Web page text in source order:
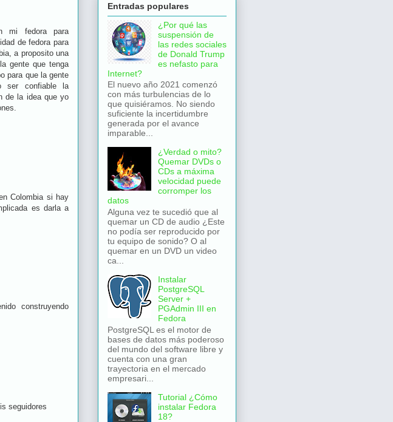
mi fedora para
de fedora para
a proposito una
gente que tenga
para que la gente
ser confiable la
de la idea que yo
Colombia si hay
es darla a
construyendo
seguidores
Entradas populares
¿Por qué las
suspensión de
las redes sociales
de Donald Trump
es nefasto para
Internet?
El nuevo año 2021 comenzó
con más turbulencias de lo
que quisiéramos. No siendo
suficiente la incertidumbre
generada por el avance
imparable...
¿Verdad o mito?
Quemar DVDs o
CDs a máxima
velocidad puede
corromper los
datos
Alguna vez te sucedió que al
quemar un CD de audio ¿Este
no podía ser reproducido por
tu equipo de sonido? O al
quemar en un DVD un video
ca...
Instalar
PostgreSQL
Server +
PGAdmin III en
Fedora
PostgreSQL es el motor de
bases de datos más poderoso
del mundo del software libre y
cuenta con una gran
trayectoria en el mercado
empresari...
Tutorial ¿Cómo
instalar Fedora
18?